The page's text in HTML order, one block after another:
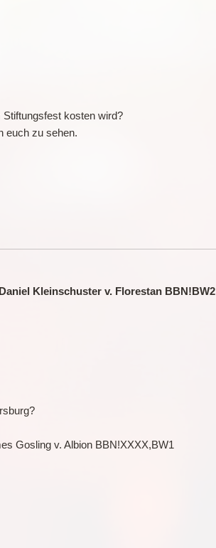
kosten wird?
euch zu sehen.
Kleinschuster v. Florestan BBN!BW2
Gosling v. Albion BBN!XXXX,BW1